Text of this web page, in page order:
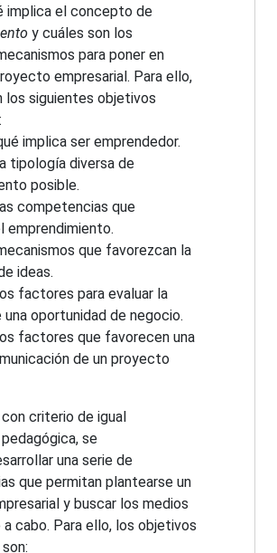
implica el concepto de
y cuáles son los
para poner en
empresarial. Para ello,
los siguientes objetivos
implica ser emprendedor.
tipología diversa de
posible.
competencias que
emprendimiento.
que favorezcan la
ideas.
factores para evaluar la
una oportunidad de negocio.
factores que favorecen una
de un proyecto
criterio de igual
se
una serie de
que permitan plantearse un
y buscar los medios
a cabo. Para ello, los objetivos